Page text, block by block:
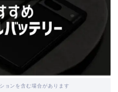
ョンを含む場合があります